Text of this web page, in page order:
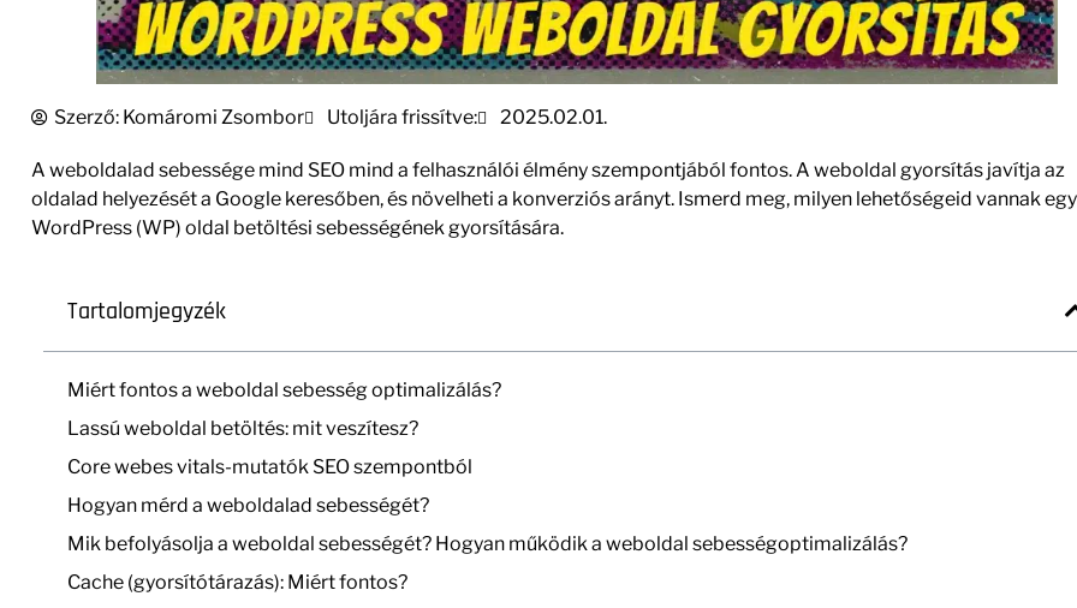
Szerző: Komáromi Zsombor Utoljára frissítve: 2025.02.01.
A weboldalad sebessége mind SEO mind a felhasználói élmény szempontjából fontos. A weboldal gyorsítás javítja az
oldalad helyezését a Google keresőben, és növelheti a konverziós arányt. Ismerd meg, milyen lehetőségeid vannak egy
WordPress (WP) oldal betöltési sebességének gyorsítására.
Tartalomjegyzék
Miért fontos a weboldal sebesség optimalizálás?
Lassú weboldal betöltés: mit veszítesz?
Core webes vitals-mutatók SEO szempontból
Hogyan mérd a weboldalad sebességét?
Mik befolyásolja a weboldal sebességét? Hogyan működik a weboldal sebességoptimalizálás?
Cache (gyorsítótárazás): Miért fontos?